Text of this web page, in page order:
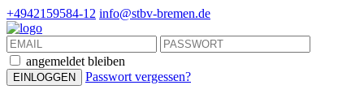
+4942159584-12 info@stbv-bremen.de
angemeldet bleiben
Passwort vergessen?